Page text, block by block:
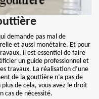
demande pas mal de
et aussi monétaire. Et pour
il est essentiel de faire
un guide professionnel et
travaux. La réalisation d’une
de la gouttière n’a pas de
de cela, vous avez le droit
cas de nécessité.